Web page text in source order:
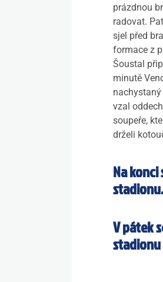
prázdnou
radovat.
sjel před
formace z
Šoustal
minutě
vzal
soupeře,
drželi
Na
V pátek